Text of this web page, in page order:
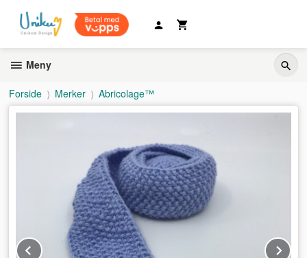
innholdet
Meny
Forside Merker Abricolage™
Prev